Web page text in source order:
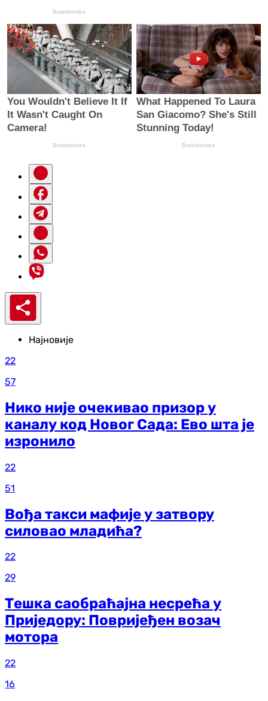
Најновије
22
57
Нико није очекивао призор у
каналу код Новог Сада: Ево шта је
изронило
22
51
Вођа такси мафије у затвору
силовао младића?
22
29
Тешка саобраћајна несрећа у
Приједору: Повријеђен возач
мотора
22
16